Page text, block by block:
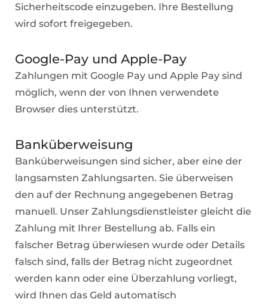
Sicherheitscode einzugeben. Ihre Bestellung
wird sofort freigegeben.
Google-Pay und Apple-Pay
Zahlungen mit Google Pay und Apple Pay sind
möglich, wenn der von Ihnen verwendete
Browser dies unterstützt.
Banküberweisung
Banküberweisungen sind sicher, aber eine der
langsamsten Zahlungsarten. Sie überweisen
den auf der Rechnung angegebenen Betrag
manuell. Unser Zahlungsdienstleister gleicht die
Zahlung mit Ihrer Bestellung ab. Falls ein
falscher Betrag überwiesen wurde oder Details
falsch sind, falls der Betrag nicht zugeordnet
werden kann oder eine Überzahlung vorliegt,
wird Ihnen das Geld automatisch